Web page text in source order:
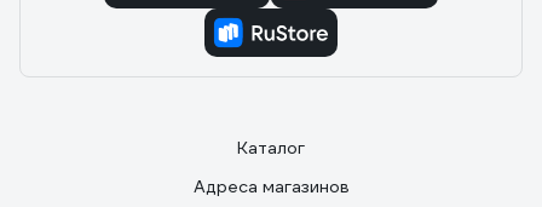
Каталог
Адреса магазинов